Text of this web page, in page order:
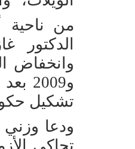
من ناحية
الدكتور
تشكيل
ودعا